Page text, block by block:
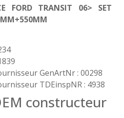
FORD TRANSIT 06> SET
GenArtNr : 00298
TDEinspNR : 4938
constructeur